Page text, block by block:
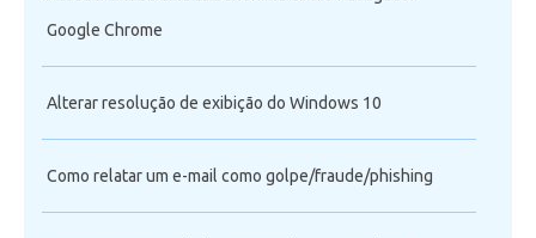
Google Chrome
Alterar resolução de exibição do Windows 10
Como relatar um e-mail como golpe/fraude/phishing